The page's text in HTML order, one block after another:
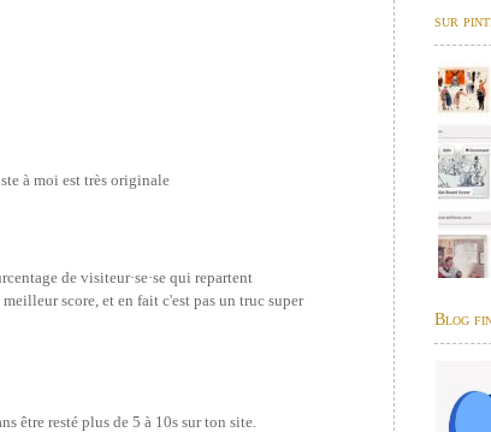
à moi est très originale
de visiteur·se·se qui repartent
score, et en fait c'est pas un truc super
être resté plus de 5 à 10s sur ton site.
sur
Blog